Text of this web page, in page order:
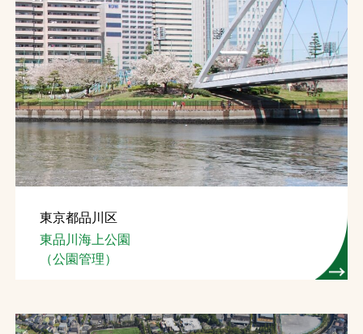
東京都品川区
東品川海上公園
（公園管理）